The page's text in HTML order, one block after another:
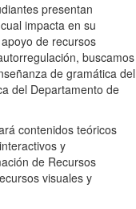
presentan
impacta en su
de recursos
buscamos
de gramática del
del Departamento de
contenidos teóricos
y
de Recursos
visuales y